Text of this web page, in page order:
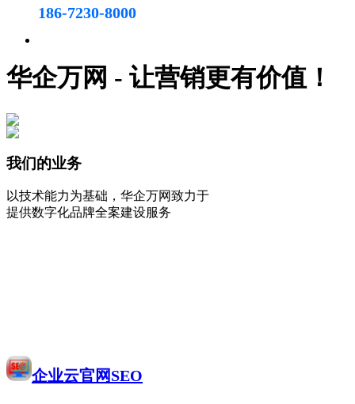
186-7230-8000
华企万网 - 让营销更有价值！
我们的业务
以技术能力为基础，华企万网致力于
提供数字化品牌全案建设服务
企业云官网SEO